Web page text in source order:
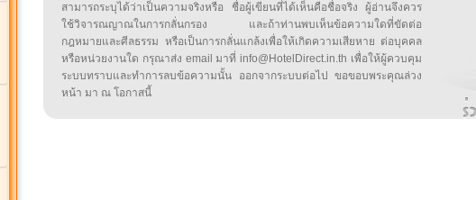
สามารถระบุได้ว่าเป็นความจริงหรือ ชื่อผู้เขียนที่ได้เห็นคือชื่อจริง ผู้อ่านจึงควร
ใช้วิจารณญาณในการกลั่นกรอง และถ้าท่านพบเห็นข้อความใดที่ขัดต่อ
กฎหมายและศีลธรรม หรือเป็นการกลั่นแกล้งเพื่อให้เกิดความเสียหาย ต่อบุคคล
หรือหน่วยงานใด กรุณาส่ง email มาที่ info@HotelDirect.in.th เพื่อให้ผู้ควบคุม
ระบบทราบและทำการลบข้อความนั้น ออกจากระบบต่อไป ขอขอบพระคุณล่วง
หน้า มา ณ โอกาสนี้